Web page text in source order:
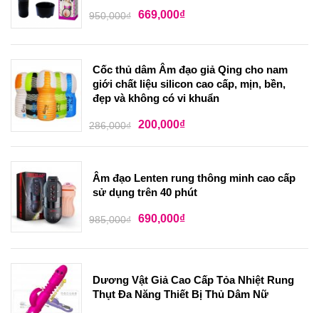
950,000₫ 669,000₫
Cốc thủ dâm Âm đạo giả Qing cho nam
giới chất liệu silicon cao cấp, mịn, bền,
đẹp và không có vi khuẩn
286,000₫ 200,000₫
Âm đạo Lenten rung thông minh cao cấp
sử dụng trên 40 phút
985,000₫ 690,000₫
Dương Vật Giả Cao Cấp Tỏa Nhiệt Rung
Thụt Đa Năng Thiết Bị Thủ Dâm Nữ